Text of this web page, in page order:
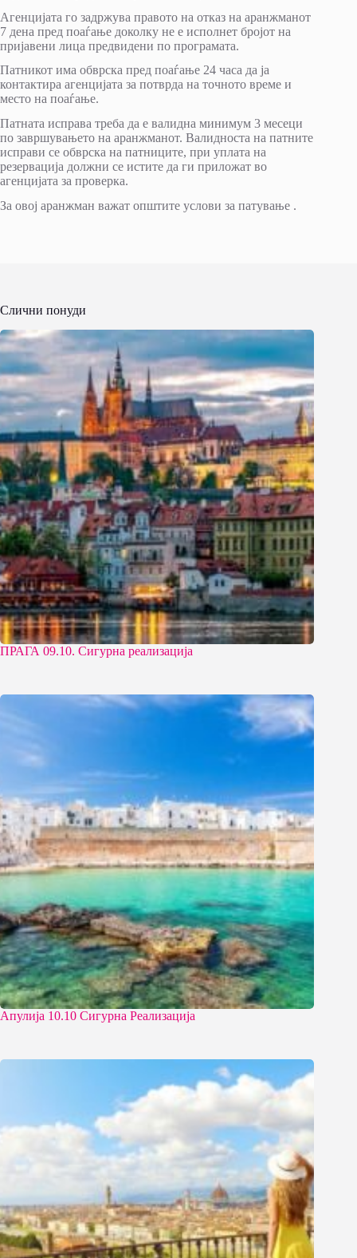
Агенцијата го задржува правото на отказ на аранжманот
7 дена пред поаѓање доколку не е исполнет бројот на
пријавени лица предвидени по програмата.
Патникот има обврска пред поаѓање 24 часа да ја
контактира агенцијата за потврда на точното време и
место на поаѓање.
Патната исправа треба да е валидна минимум 3 месеци
по завршувањето на аранжманот. Валидноста на патните
исправи се обврска на патниците, при уплата на
резервација должни се истите да ги приложат во
агенцијата за проверка.
За овој аранжман важат општите услови за патување .
Слични понуди
ПРАГА 09.10. Сигурна реализација
Апулија 10.10 Сигурна Реализација